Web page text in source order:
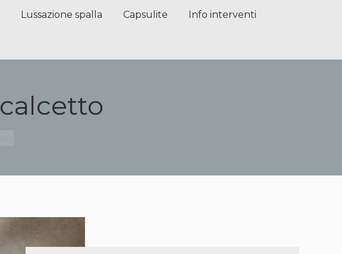
Lussazione spalla Capsulite Info interventi
calcetto
Lussazione spalla Capsulite Info interventi